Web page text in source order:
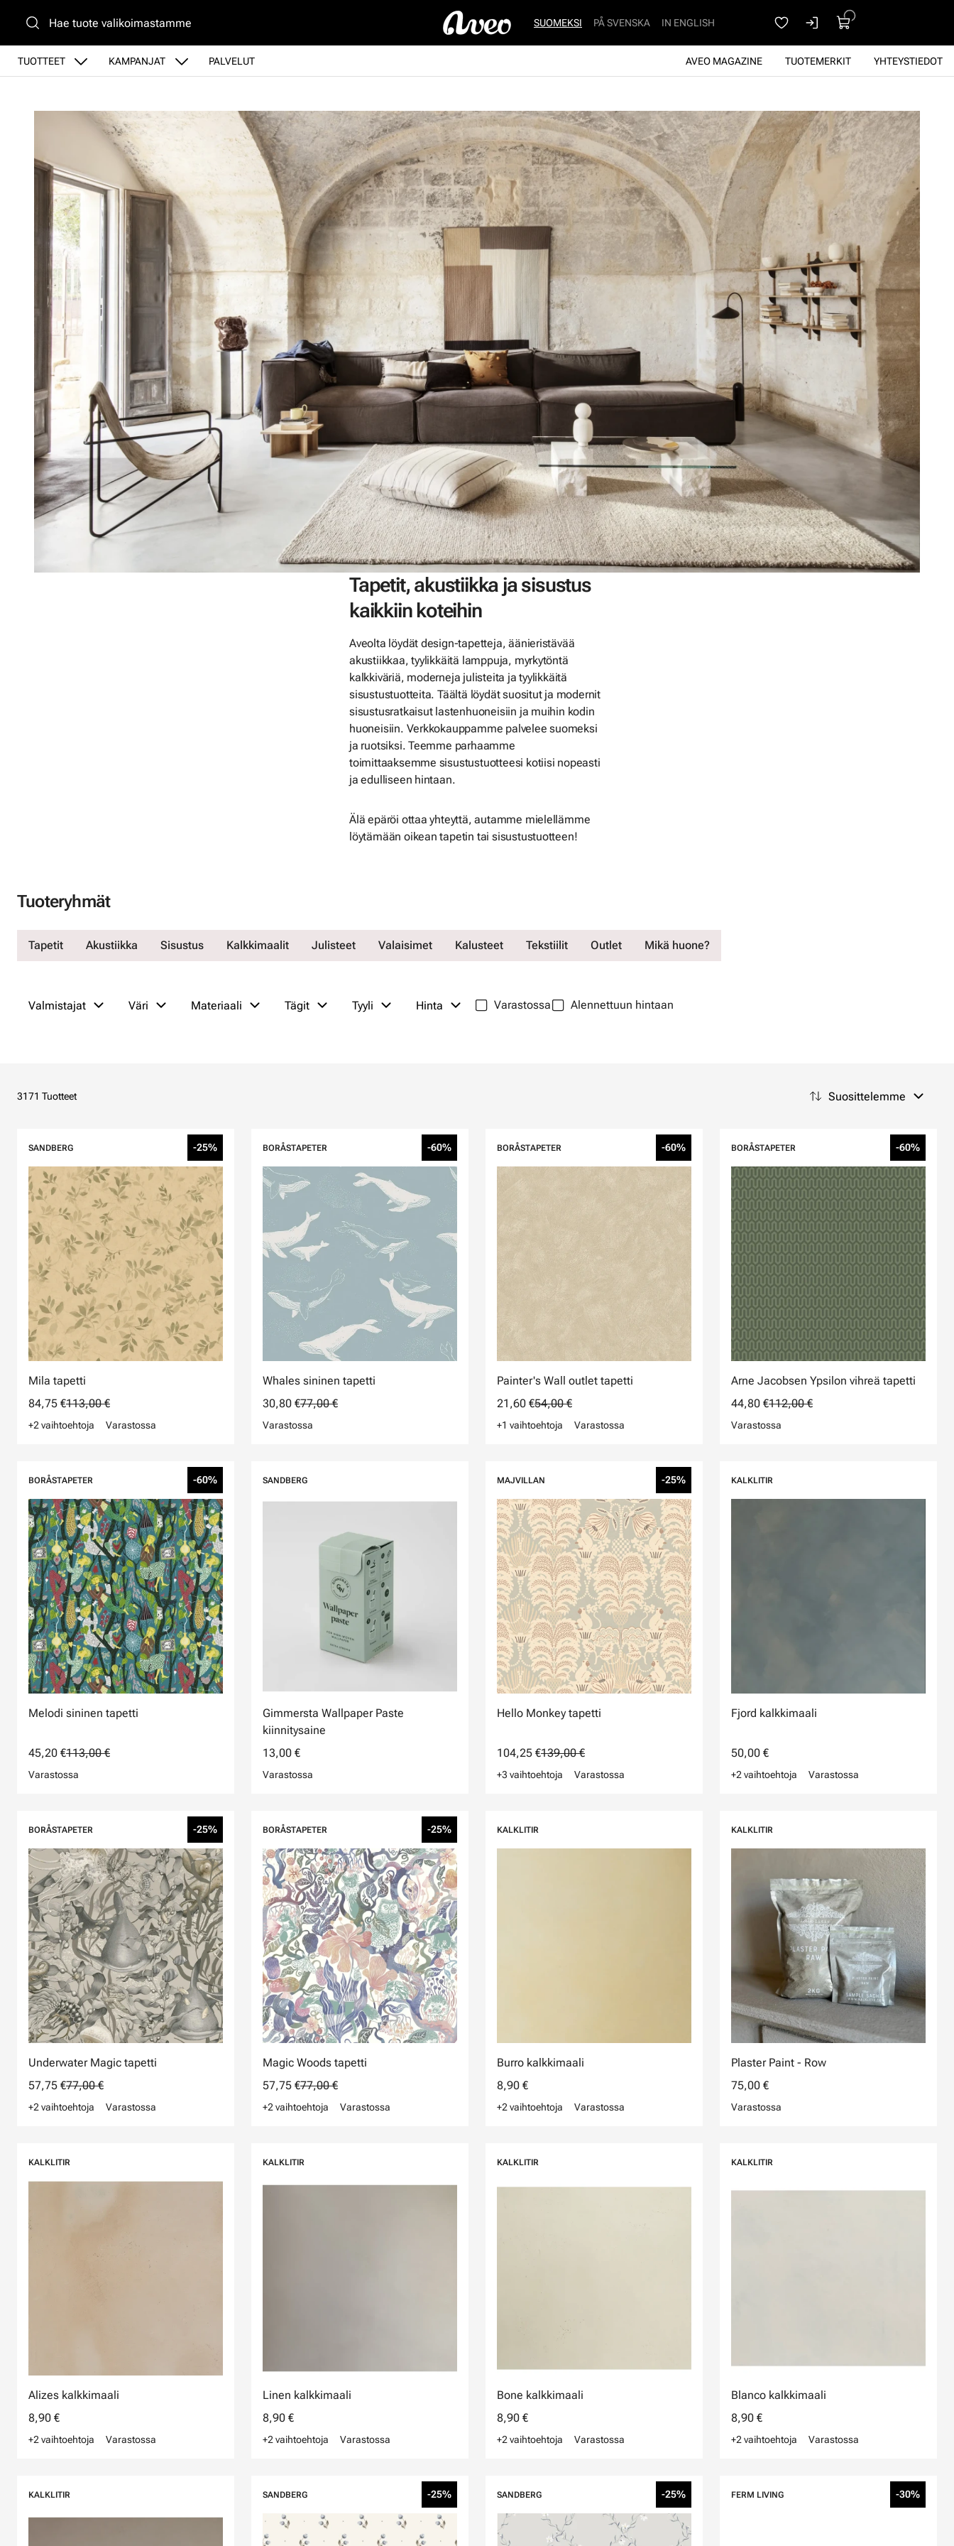
TUOTTEET KAMPANJAT PALVELUT YHTEYSTIEDOT
TUOTEMERKIT
AVEO MAGAZINE
SUOMEKSI PÅ SVENSKA IN ENGLISH
Tapetit, akustiikka ja sisustus
kaikkiin koteihin
Aveolta löydät design-tapetteja, äänieristävää
akustiikkaa, tyylikkäitä lamppuja, myrkytöntä
kalkkiväriä, moderneja julisteita ja tyylikkäitä
sisustustuotteita. Täältä löydät suositut ja modernit
sisustusratkaisut lastenhuoneisiin ja muihin kodin
huoneisiin. Verkkokauppamme palvelee suomeksi
ja ruotsiksi. Teemme parhaamme
toimittaaksemme sisustustuotteesi kotiisi nopeasti
ja edulliseen hintaan.
Älä epäröi ottaa yhteyttä, autamme mielellämme
löytämään oikean tapetin tai sisustustuotteen!
Tuoteryhmät
Tapetit Akustiikka Sisustus Kalkkimaalit Julisteet Valaisimet Kalusteet Tekstiilit Outlet Mikä huone?
Valmistajat Väri Materiaali Tägit Tyyli Hinta Varastossa Alennettuun hintaan
Suosittelemme
3171 Tuotteet
SANDBERG -25%
Mila tapetti
84,75 €113,00 €
+2 vaihtoehtoja Varastossa
BORÅSTAPETER -60%
Whales sininen tapetti
30,80 €77,00 €
Varastossa
BORÅSTAPETER -60%
Painter's Wall outlet tapetti
21,60 €54,00 €
+1 vaihtoehtoja Varastossa
BORÅSTAPETER -60%
Arne Jacobsen Ypsilon vihreä tapetti
44,80 €112,00 €
Varastossa
BORÅSTAPETER -60%
Melodi sininen tapetti
45,20 €113,00 €
Varastossa
SANDBERG
Gimmersta Wallpaper Paste
kiinnitysaine
13,00 €
Varastossa
MAJVILLAN -25%
Hello Monkey tapetti
104,25 €139,00 €
+3 vaihtoehtoja Varastossa
KALKLITIR
Fjord kalkkimaali
50,00 €
+2 vaihtoehtoja Varastossa
BORÅSTAPETER -25%
Underwater Magic tapetti
57,75 €77,00 €
+2 vaihtoehtoja Varastossa
BORÅSTAPETER -25%
Magic Woods tapetti
57,75 €77,00 €
+2 vaihtoehtoja Varastossa
KALKLITIR
Burro kalkkimaali
8,90 €
+2 vaihtoehtoja Varastossa
KALKLITIR
Plaster Paint - Row
75,00 €
Varastossa
KALKLITIR
Alizes kalkkimaali
8,90 €
+2 vaihtoehtoja Varastossa
KALKLITIR
Linen kalkkimaali
8,90 €
+2 vaihtoehtoja Varastossa
KALKLITIR
Bone kalkkimaali
8,90 €
+2 vaihtoehtoja Varastossa
KALKLITIR
Blanco kalkkimaali
8,90 €
+2 vaihtoehtoja Varastossa
KALKLITIR SANDBERG -25% SANDBERG -25% FERM LIVING -30%